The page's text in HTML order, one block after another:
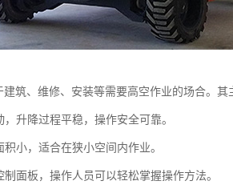
筑、维修、安装等需要高空作业的场合。其
升降过程平稳，操作安全可靠。
小，适合在狭小空间内作业。
面板，操作人员可以轻松掌握操作方法。